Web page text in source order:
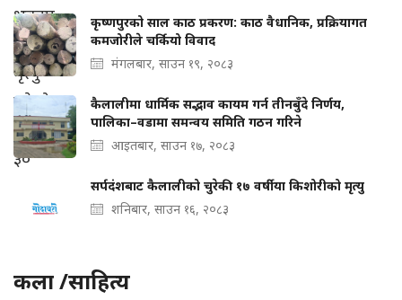
कृष्णपुरको साल काठ प्रकरण: काठ वैधानिक, प्रक्रियागत
कमजोरीले चर्कियो विवाद
मंगलबार, साउन १९, २०८३
कैलालीमा धार्मिक सद्भाव कायम गर्न तीनबुँदे निर्णय,
पालिका–वडामा समन्वय समिति गठन गरिने
आइतबार, साउन १७, २०८३
सर्पदंशबाट कैलालीको चुरेकी १७ वर्षीया किशोरीको मृत्यु
शनिबार, साउन १६, २०८३
कला /साहित्य